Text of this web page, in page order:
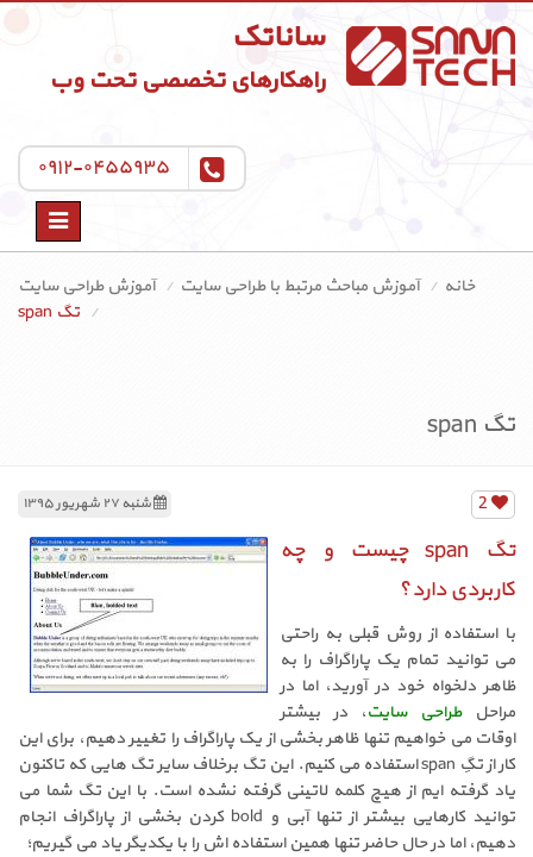
ساناتک
راهکارهای تخصصی تحت وب
۰۹۱۲-۰۴۵۵۹۳۵
Toggle
خانه
آموزش مباحث مرتبط با طراحی سایت
آموزش طراحی سایت
تگ span
تگ span
شنبه ۲۷ شهریور ۱۳۹۵ 2
تگ span چیست و چه
کاربردی دارد؟
با استفاده از روش قبلی به راحتی
می توانید تمام یک پاراگراف را به
ظاهر دلخواه خود در آورید، اما در
مراحلطراحی سایت، در بیشتر
اوقات می خواهیم تنها ظاهر بخشی از یک پاراگراف را تغییر دهیم، برای این
کار از تگِ spanاستفاده می کنیم. این تگ برخلاف سایر تگ هایی که تاکنون
یاد گرفته ایم از هیچ کلمه لاتینی گرفته نشده است. با این تگ شما می
توانید کارهایی بیشتر از تنها آبی و bold کردن بخشی از پاراگراف انجام
دهیم، اما در حال حاضر تنها همین استفاده اش را با یکدیگر یاد می گیریم؛